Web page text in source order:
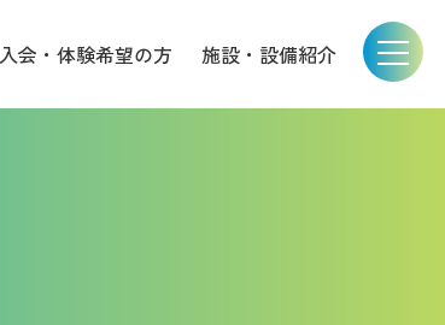
入会・体験希望の方 施設・設備紹介